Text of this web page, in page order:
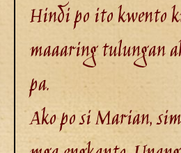
Hindi po ito kwento
maaaring tulungan
pa.
Ako po si Marian,